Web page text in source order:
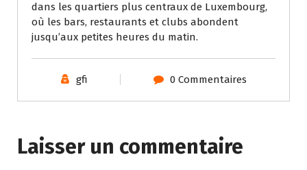
dans les quartiers plus centraux de Luxembourg,
où les bars, restaurants et clubs abondent
jusqu’aux petites heures du matin.
gfi 0 Commentaires
Laisser un commentaire